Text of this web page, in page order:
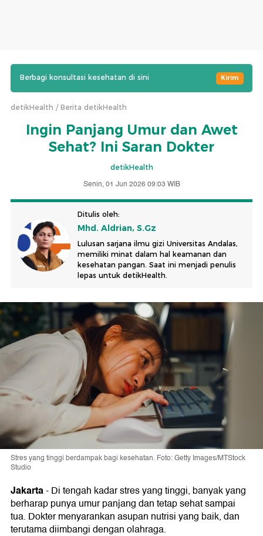
Berbagi konsultasi kesehatan di sini Kirim
detikHealth Berita detikHealth
Ingin Panjang Umur dan Awet
Sehat? Ini Saran Dokter
detikHealth
Senin, 01 Jun 2026 09:03 WIB
Ditulis oleh:
Mhd. Aldrian, S.Gz
Lulusan sarjana ilmu gizi Universitas Andalas,
memiliki minat dalam hal keamanan dan
kesehatan pangan. Saat ini menjadi penulis
lepas untuk detikHealth.
Stres yang tinggi berdampak bagi kesehatan. Foto: Getty Images/MTStock
Studio
Jakarta-Di tengah kadar stres yang tinggi, banyak yang
berharap punya umur panjang dan tetap sehat sampai
tua. Dokter menyarankan asupan nutrisi yang baik, dan
terutama diimbangi dengan olahraga.